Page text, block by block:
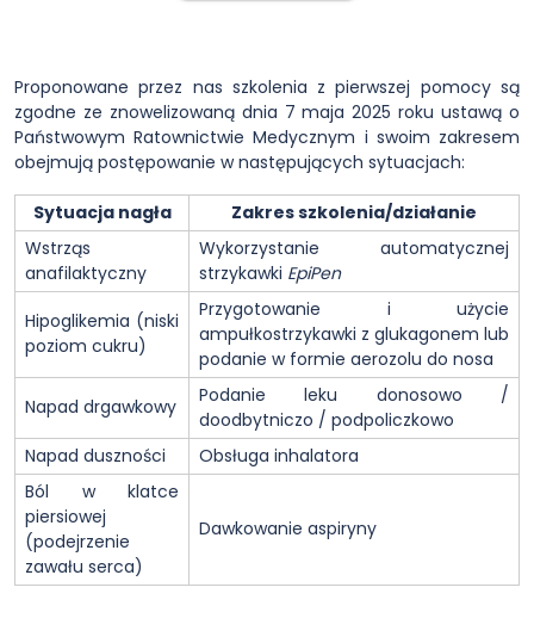
Proponowane przez nas szkolenia z pierwszej pomocy są
zgodne ze znowelizowaną dnia 7 maja 2025 roku ustawą o
Państwowym Ratownictwie Medycznym i swoim zakresem
obejmują postępowanie w następujących sytuacjach:
Sytuacja nagła
Zakres szkolenia/działanie
Wstrząs
anafilaktyczny
Wykorzystanie automatycznej
strzykawki EpiPen
Hipoglikemia (niski
poziom cukru)
Przygotowanie i użycie
ampułkostrzykawki z glukagonem lub
podanie w formie aerozolu do nosa
Napad drgawkowy
Podanie leku donosowo /
doodbytniczo / podpoliczkowo
Napad duszności
Obsługa inhalatora
Ból w klatce
piersiowej
(podejrzenie
zawału serca)
Dawkowanie aspiryny